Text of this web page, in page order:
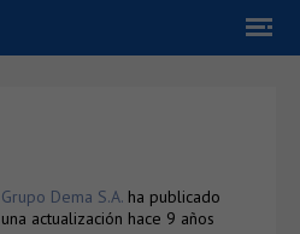
Grupo Dema S.A. ha publicado
una actualización hace 9 años